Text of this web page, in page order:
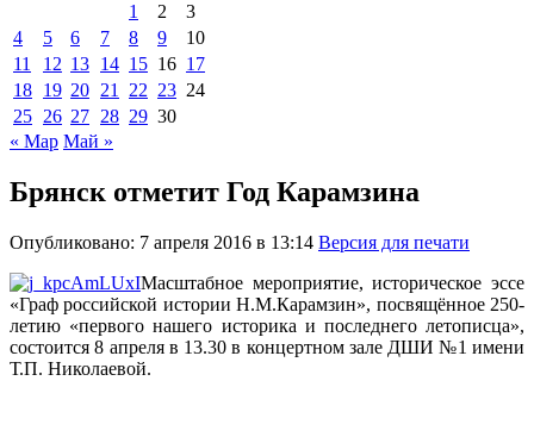
1 2
3
4
5 6 7 8 9
10
11
12 13 14 15 16 17
18 19 20 21 22 23 24
25 26 27 28 29 30
« Мар Май »
Брянск отметит Год Карамзина
Опубликовано: 7 апреля 2016 в 13:14 Версия для печати
Масштабное мероприятие, историческое эссе
«Граф российской истории Н.М.Карамзин», посвящённое 250-
летию «первого нашего историка и последнего летописца»,
состоится 8 апреля в 13.30 в концертном зале ДШИ №1 имени
Т.П. Николаевой.